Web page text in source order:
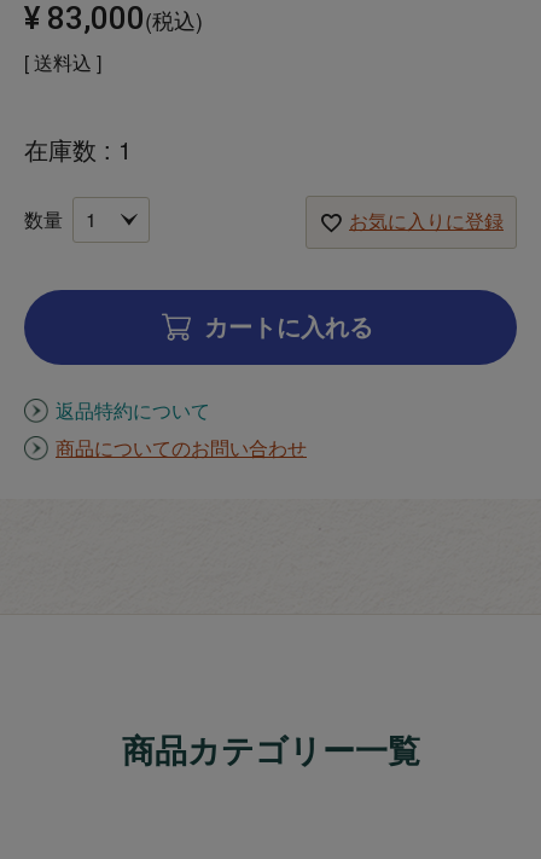
¥ 83,000 税込
送料込
在庫数 1
お気に入りに登録
カートに入れる
返品特約について
商品についてのお問い合わせ
商品カテゴリー一覧